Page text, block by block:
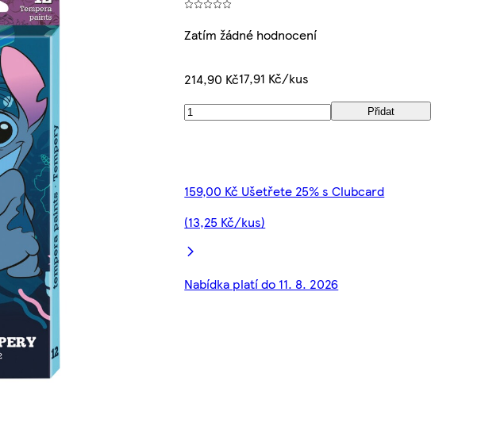
Zatím žádné hodnocení
214,90 Kč17,91 Kč/kus
Přidat
159,00 Kč Ušetřete 25% s Clubcard
(13,25 Kč/kus)
Nabídka platí do 11. 8. 2026